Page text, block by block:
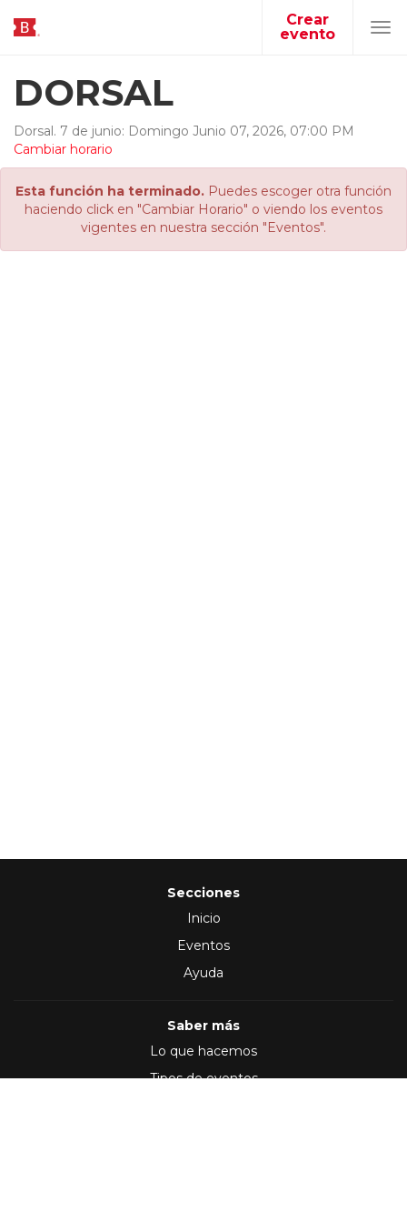
Crear
evento
DORSAL
Dorsal. 7 de junio: Domingo Junio 07, 2026, 07:00 PM
Cambiar horario
Esta función ha terminado. Puedes escoger otra función
haciendo click en "Cambiar Horario" o viendo los eventos
vigentes en nuestra sección "Eventos".
Secciones
Inicio
Eventos
Ayuda
Saber más
Lo que hacemos
Tipos de eventos